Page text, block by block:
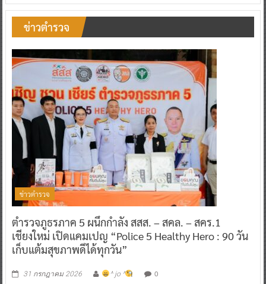
ข่าวตำรวจ
ข่าวตำรวจ
ตำรวจภูธรภาค 5 ผนึกกำลัง สสส. – สคล. – สคร.1
เชียงใหม่ เปิดแคมเปญ “Police 5 Healthy Hero : 90 วัน
เก็บแต้มสุขภาพดีได้ทุกวัน”
31 กรกฎาคม 2026 ^ jo ^ 0